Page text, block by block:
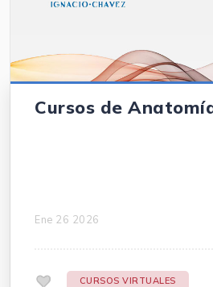
Cursos de
Ene 26 2026
CURSOS VIRTUALES